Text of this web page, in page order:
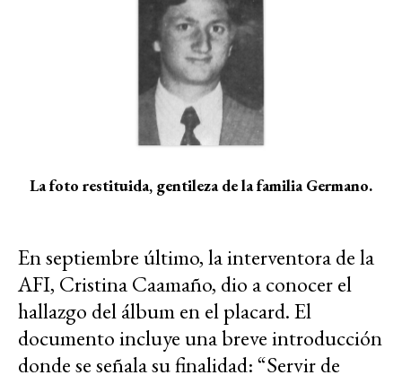
La foto restituida, gentileza de la familia Germano.
En septiembre último, la interventora de la
AFI, Cristina Caamaño, dio a conocer el
hallazgo del álbum en el placard. El
documento incluye una breve introducción
donde se señala su finalidad: “Servir de